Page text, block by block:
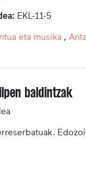
EKL-11-5
eta musika ,
baldintzak